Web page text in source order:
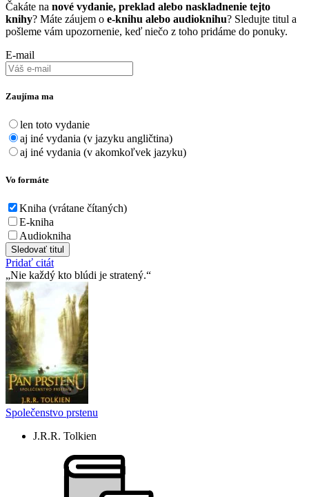
Čakáte na nové vydanie, preklad alebo naskladnenie tejto
knihy? Máte záujem o e-knihu alebo audioknihu? Sledujte titul a
pošleme vám upozornenie, keď niečo z toho pridáme do ponuky.
E-mail
Zaujíma ma
len toto vydanie
aj iné vydania (v jazyku angličtina)
aj iné vydania (v akomkoľvek jazyku)
Vo formáte
Kniha (vrátane čítaných)
E-kniha
Audiokniha
Sledovať titul
Pridať citát
Nie každý kto blúdi je stratený.
Společenstvo prstenu
J.R.R. Tolkien